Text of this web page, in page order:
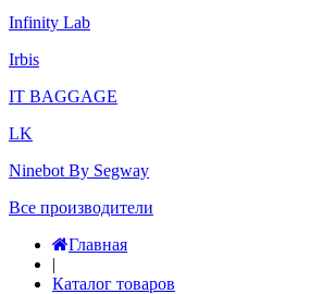
Infinity Lab
Irbis
IT BAGGAGE
LK
Ninebot By Segway
Все производители
Главная
|
Каталог товаров